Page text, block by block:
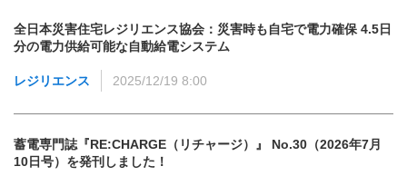
全日本災害住宅レジリエンス協会：災害時も自宅で電力確保 4.5日
分の電力供給可能な自動給電システム
レジリエンス 2025/12/19 8:00
蓄電専門誌『RE:CHARGE（リチャージ）』 No.30（2026年7月
10日号）を発刊しました！